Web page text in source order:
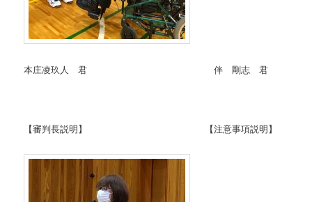
本庄凌玖人 君 伴 剛志 君
【審判長説明】 【注意事項説明】